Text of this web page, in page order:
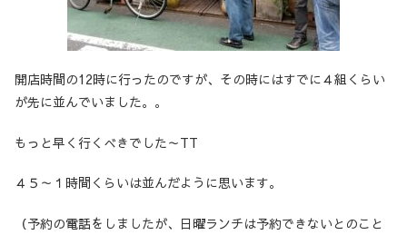
開店時間の12時に行ったのですが、その時にはすでに４組くらい
が先に並んでいました。。
もっと早く行くべきでした～TT
４５～１時間くらいは並んだように思います。
（予約の電話をしましたが、日曜ランチは予約できないとのこと